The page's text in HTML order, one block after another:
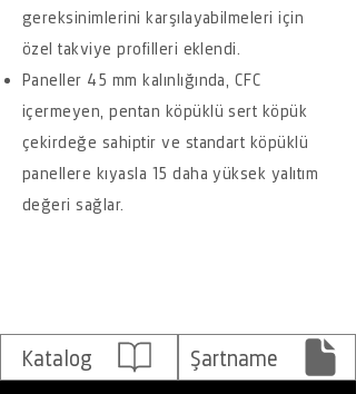
gereksinimlerini karşılayabilmeleri için
özel takviye profilleri eklendi.
Paneller 45 mm kalınlığında, CFC
içermeyen, pentan köpüklü sert köpük
çekirdeğe sahiptir ve standart köpüklü
panellere kıyasla 15 daha yüksek yalıtım
değeri sağlar.
Katalog Şartname